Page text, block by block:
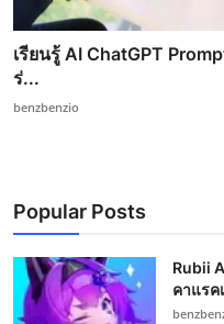
เรียนรู้ AI ChatGPT
ร่...
benzbenzio
Popular Posts
Rubii
คาแรค